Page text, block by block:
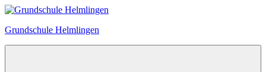
Zum
springen
Grundschule Helmlingen